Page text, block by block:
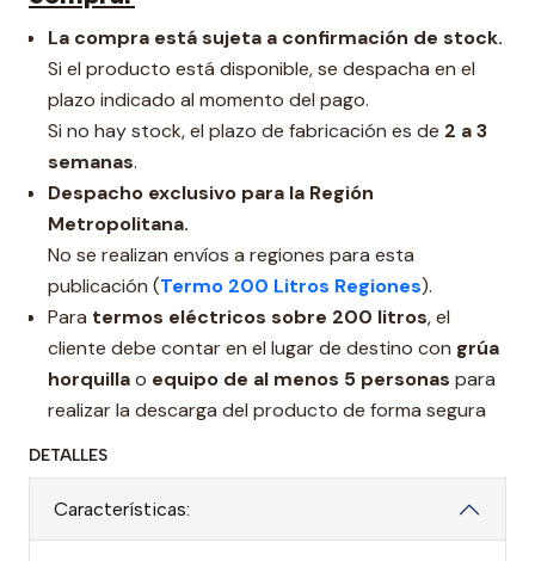
La compra está sujeta a confirmación de stock.
Si el producto está disponible, se despacha en el
plazo indicado al momento del pago.
Si no hay stock, el plazo de fabricación es de 2 a 3
semanas.
Despacho exclusivo para la Región
Metropolitana.
No se realizan envíos a regiones para esta
publicación (Termo 200 Litros Regiones).
Para termos eléctricos sobre 200 litros, el
cliente debe contar en el lugar de destino con grúa
horquillao equipo de al menos 5 personas para
realizar la descarga del producto de forma segura
DETALLES
Características: